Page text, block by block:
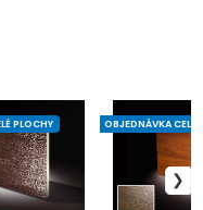
PLOCHY OBJEDNÁVKA CELÉ